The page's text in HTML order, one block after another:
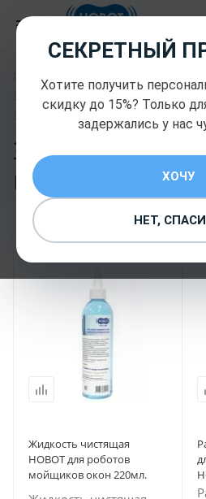
Главная Запчасти и
Запчасти и комплектующие Hobot
Запчасти и комплектующие Hobot
Запчасти и
Жидкость чистящая
HOBOT для роботов
мойщиков окон 220мл.
СЕКРЕТНЫЙ
Хотите получить
скидку до 15%? Только
задержались у нас
ХОЧУ
НЕТ,